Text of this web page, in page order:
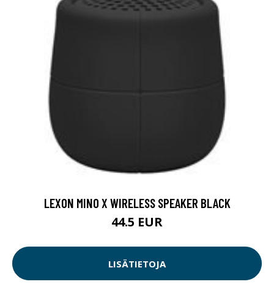
LEXON MINO X WIRELESS SPEAKER BLACK
44.5 EUR
LISÄTIETOJA